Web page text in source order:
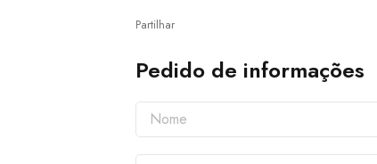
Partilhar
Pedido de informações